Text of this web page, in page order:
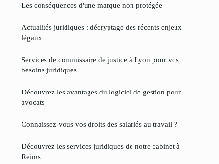
Les conséquences d'une marque non protégée
Actualités juridiques : décryptage des récents enjeux
légaux
Services de commissaire de justice à Lyon pour vos
besoins juridiques
Découvrez les avantages du logiciel de gestion pour
avocats
Connaissez-vous vos droits des salariés au travail ?
Découvrez les services juridiques de notre cabinet à
Reims